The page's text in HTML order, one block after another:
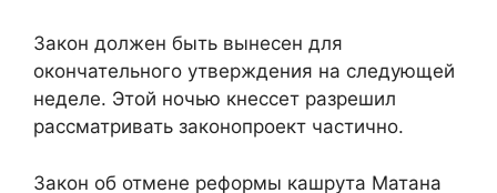
Закон должен быть вынесен для
окончательного утверждения на следующей
неделе. Этой ночью кнессет разрешил
рассматривать законопроект частично.
Закон об отмене реформы кашрута Матана